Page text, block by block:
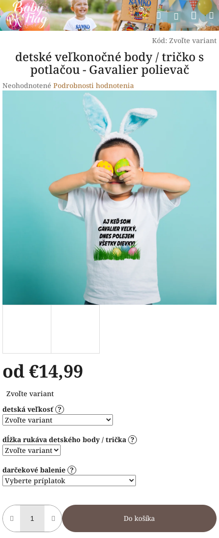
Prejsť
na
obsah
Hľadať
Kód: Zvoľte variant
detské veľkonočné body / tričko s
potlačou - Gavalier polievač
Priemerné
Neohodnotené Podrobnosti hodnotenia
od €14,99
cena:
Zvoľte variant
detská veľkosť ?
dĺžka rukáva detského body / trička ?
darčekové balenie ?
Do košíka